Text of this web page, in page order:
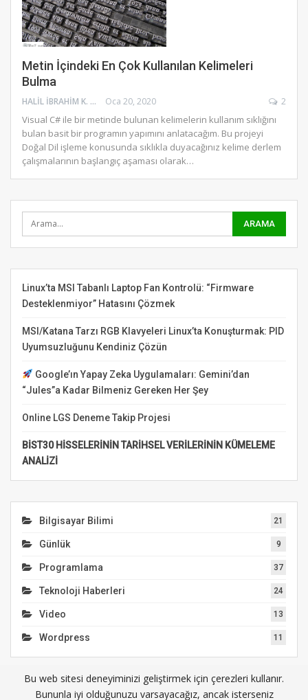
Metin İçindeki En Çok Kullanılan Kelimeleri
Bulma
HALIL İBRAHIM K. Oca 20, 2020 2
Visual C# ile bir metinde bulunan kelimelerin kullanım sıklığını
bulan basit bir programın yapımını anlatacağım. Bu projeyi
Doğal Dil işleme konusunda sıklıkla duyacağınız kelime derlem
çalışmalarının başlangıç aşaması olarak…
Linux’ta MSI Tabanlı Laptop Fan Kontrolü: “Firmware
Desteklenmiyor” Hatasını Çözmek
MSI/Katana Tarzı RGB Klavyeleri Linux’ta Konuşturmak: PID
Uyumsuzluğunu Kendiniz Çözün
Google’ın Yapay Zeka Uygulamaları: Gemini’dan
“Jules”a Kadar Bilmeniz Gereken Her Şey
Online LGS Deneme Takip Projesi
BİST30 HİSSELERİNİN TARİHSEL VERİLERİNİN KÜMELEME
ANALİZİ
Bilgisayar Bilimi 21
Günlük 9
Programlama 37
Teknoloji Haberleri 24
Video 13
Wordpress 11
© 2026 - JN7.NET. All Rights Reserved.
Bu web sitesi deneyiminizi geliştirmek için çerezleri kullanır.
Bununla iyi olduğunuzu varsayacağız, ancak isterseniz